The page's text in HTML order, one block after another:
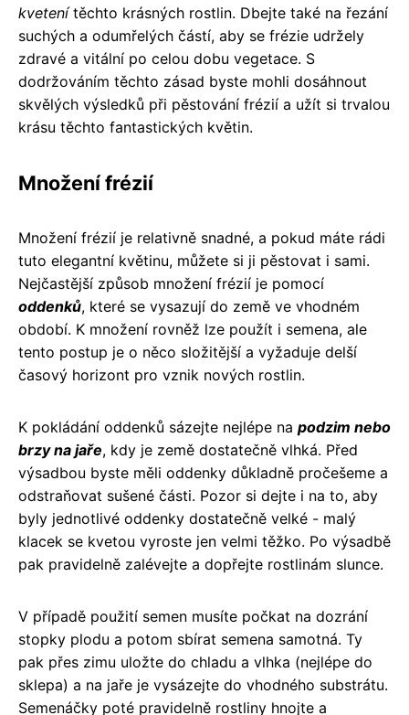
kvetenítěchto krásných rostlin. Dbejte také na řezání
suchých a odumřelých částí, aby se frézie udržely
zdravé a vitální po celou dobu vegetace. S
dodržováním těchto zásad byste mohli dosáhnout
skvělých výsledků při pěstování frézií a užít si trvalou
krásu těchto fantastických květin.
Množení frézií
Množení frézií je relativně snadné, a pokud máte rádi
tuto elegantní květinu, můžete si ji pěstovat i sami.
Nejčastější způsob množení frézií je pomocí
oddenků, které se vysazují do země ve vhodném
období. K množení rovněž lze použít i semena, ale
tento postup je o něco složitější a vyžaduje delší
časový horizont pro vznik nových rostlin.
K pokládání oddenků sázejte nejlépe na podzim nebo
brzy na jaře, kdy je země dostatečně vlhká. Před
výsadbou byste měli oddenky důkladně pročešeme a
odstraňovat sušené části. Pozor si dejte i na to, aby
byly jednotlivé oddenky dostatečně velké - malý
klacek se kvetou vyroste jen velmi těžko. Po výsadbě
pak pravidelně zalévejte a dopřejte rostlinám slunce.
V případě použití semen musíte počkat na dozrání
stopky plodu a potom sbírat semena samotná. Ty
pak přes zimu uložte do chladu a vlhka (nejlépe do
sklepa) a na jaře je vysázejte do vhodného substrátu.
Semenáčky poté pravidelně rostliny hnojte a